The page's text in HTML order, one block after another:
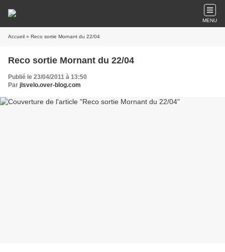
MENU
Accueil » Reco sortie Mornant du 22/04
Reco sortie Mornant du 22/04
Publié le 23/04/2011 à 13:50
Par jlsvelo.over-blog.com